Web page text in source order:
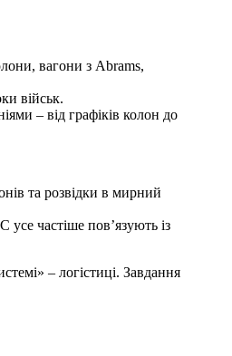
вагони з Abrams,
військ.
– від графіків колон до
та розвідки в мирний
усе частіше пов’язують із
– логістиці. Завдання